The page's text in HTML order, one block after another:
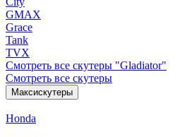
GMAX
Grace
Tank
TVX
Смотреть все скутеры "Gladiator"
Смотреть все скутеры
Максискутеры
Honda